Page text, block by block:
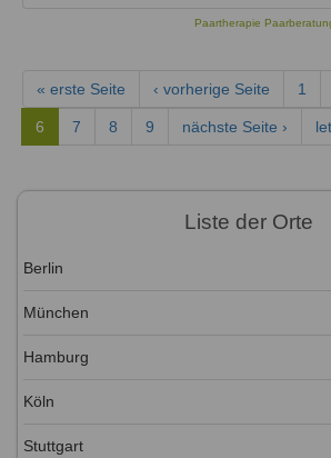
Paartherapie
« erste Seite ‹ vorherige Seite 1
6 7 8 9 nächste Seite ›
Liste der Orte
Berlin
München
Hamburg
Köln
Stuttgart